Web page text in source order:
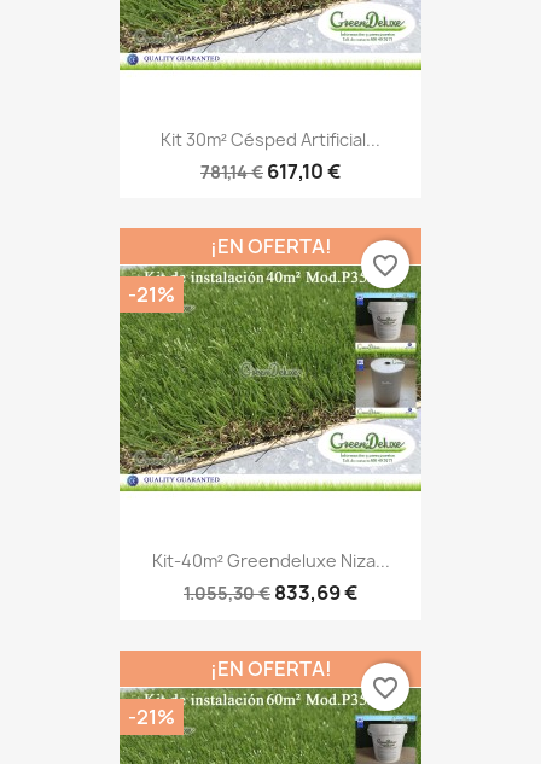
Kit 30m² Césped Artificial...
781,14 € 617,10 €
Kit-40m² Greendeluxe Niza...
1.055,30 € 833,69 €
¡EN OFERTA!
-21%
favorite_border
¡EN OFERTA!
-21%
favorite_border